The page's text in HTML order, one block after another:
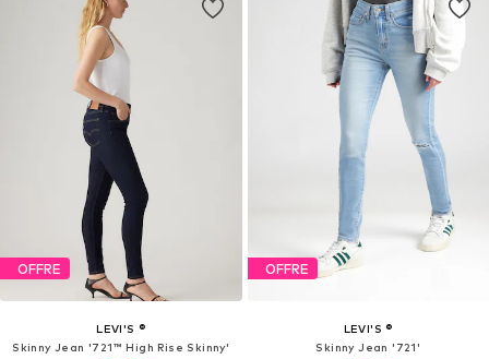
OFFRE
LEVI'S ®
Skinny Jean '721™ High Rise Skinny'
OFFRE
LEVI'S ®
Skinny Jean '721'